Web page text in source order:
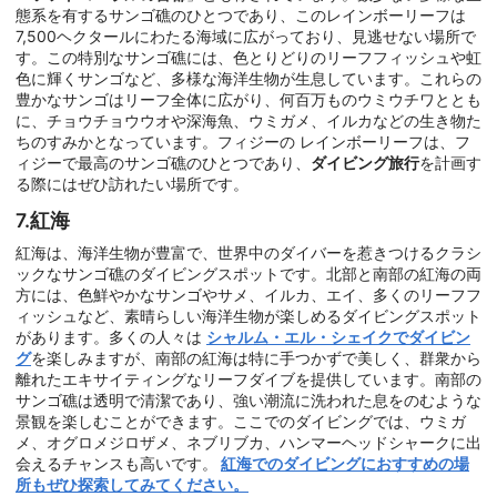
態系を有するサンゴ礁のひとつであり、このレインボーリーフは
7,500ヘクタールにわたる海域に広がっており、見逃せない場所で
す。この特別なサンゴ礁には、色とりどりのリーフフィッシュや虹
色に輝くサンゴなど、多様な海洋生物が生息しています。これらの
豊かなサンゴはリーフ全体に広がり、何百万ものウミウチワととも
に、チョウチョウウオや深海魚、ウミガメ、イルカなどの生き物た
ちのすみかとなっています。フィジーの レインボーリーフは、フ
ィジーで最高のサンゴ礁のひとつであり、 ダイビング旅行を計画す
る際にはぜひ訪れたい場所です。
7.紅海
紅海は、海洋生物が豊富で、世界中のダイバーを惹きつけるクラシ
ックなサンゴ礁のダイビングスポットです。北部と南部の紅海の両
方には、色鮮やかなサンゴやサメ、イルカ、エイ、多くのリーフフ
ィッシュなど、素晴らしい海洋生物が楽しめるダイビングスポット
があります。多くの人々は シャルム・エル・シェイクでダイビン
グを楽しみますが、南部の紅海は特に手つかずで美しく、群衆から
離れたエキサイティングなリーフダイブを提供しています。南部の
サンゴ礁は透明で清潔であり、強い潮流に洗われた息をのむような
景観を楽しむことができます。ここでのダイビングでは、ウミガ
メ、オグロメジロザメ、ネブリブカ、ハンマーヘッドシャークに出
会えるチャンスも高いです。
紅海でのダイビングにおすすめの場
所もぜひ探索してみてください。